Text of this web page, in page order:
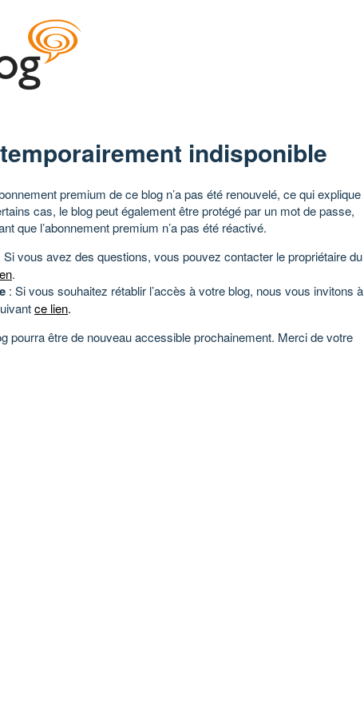
indisponible
premium de ce blog n’a pas été renouvelé, ce qui explique
cas, le blog peut également être protégé par un mot de passe,
que l’abonnement premium n’a pas été réactivé.
Si vous avez des questions, vous pouvez contacter le propriétaire du
.
: Si vous souhaitez rétablir l’accès à votre blog, nous vous invitons à
ce lien.
pourra être de nouveau accessible prochainement. Merci de votre